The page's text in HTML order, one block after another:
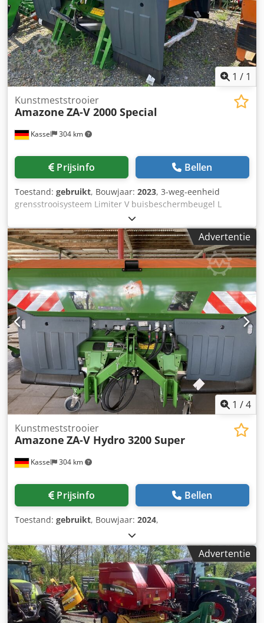
1 / 1
Kassel 304 km
Kunstmeststrooier
Amazone ZA-V 2000 Special
Prijsinfo Bellen
Toestand: gebruikt, Bouwjaar: 2023, 3-weg-eenheid
grensstrooisysteem Limiter V buisbeschermbeugel L
mechanische / positieweergave strooimechanisme ZA-V
opzetbak S 2000 inbouwdelen voor / ZA-basismachines
aftakas met wrijvingskoppeling spatbord L en ladders /
LED-achterverlichting Cedpfjt Dwibex Apteha
Advertentie
1 /4
Kassel 304 km
Kunstmeststrooier
Amazone ZA-V Hydro 3200 Super
Prijsinfo Bellen
Toestand: gebruikt, Bouwjaar: 2024,
Advertentie